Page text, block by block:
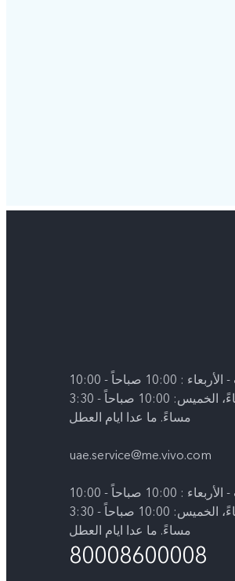
السبت - الأربعاء : 10:00 صباحاً - 10:00
مساءً، الخميس: 10:00 صباحاً - 3:30
مساءً. ما عدا ايام العطل
uae.service@me.vivo.com
السبت - الأربعاء : 10:00 صباحاً - 10:00
مساءً، الخميس: 10:00 صباحاً - 3:30
مساءً. ما عدا ايام العطل
80008600008